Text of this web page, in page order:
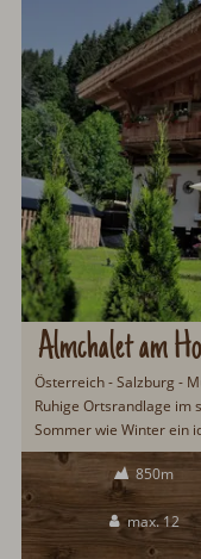
Almchalet am
Österreich - Salzburg -
Ruhige Ortsrandlage im
Sommer wie Winter ein
Naturfreunde und
überzeugt mit Sauna,
vielen weiteren
850m
max. 12